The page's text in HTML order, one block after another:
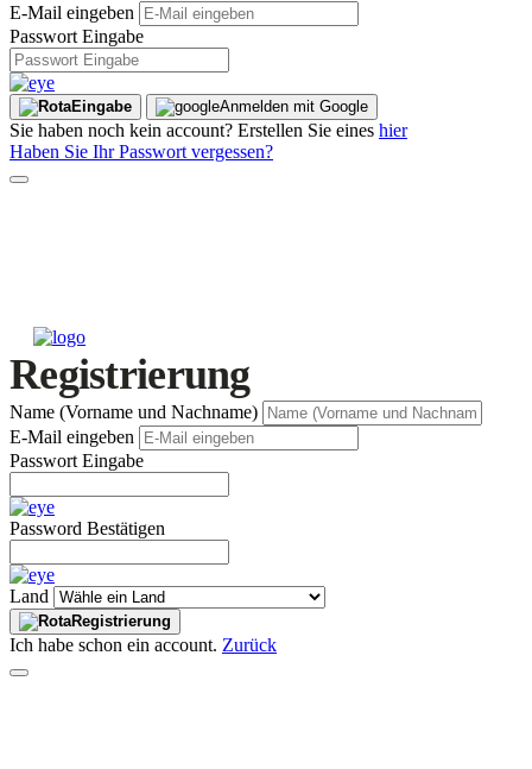
E-Mail eingeben
Passwort Eingabe
Eingabe Anmelden mit Google
Sie haben noch kein account? Erstellen Sie eines hier
Haben Sie Ihr Passwort vergessen?
Registrierung
Name (Vorname und Nachname)
E-Mail eingeben
Passwort Eingabe
Password Bestätigen
Land
Registrierung
Ich habe schon ein account. Zurück